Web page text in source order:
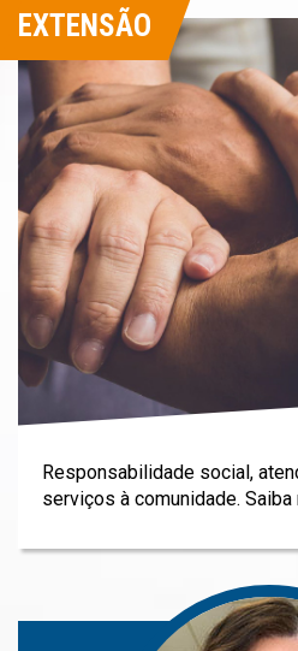
EXTENSÃO
Responsabilidade social,
serviços à comunidade. Saiba